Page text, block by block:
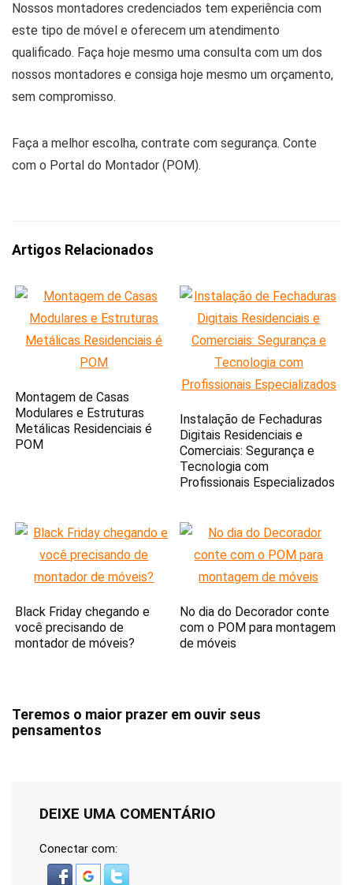
Nossos montadores credenciados tem experiência com
este tipo de móvel e oferecem um atendimento
qualificado. Faça hoje mesmo uma consulta com um dos
nossos montadores e consiga hoje mesmo um orçamento,
sem compromisso.
Faça a melhor escolha, contrate com segurança. Conte
com o Portal do Montador (POM).
Artigos Relacionados
Montagem de Casas
Modulares e Estruturas
Metálicas Residenciais é
POM
Instalação de Fechaduras
Digitais Residenciais e
Comerciais: Segurança e
Tecnologia com
Profissionais Especializados
Black Friday chegando e
você precisando de
montador de móveis?
No dia do Decorador conte
com o POM para montagem
de móveis
Teremos o maior prazer em ouvir seus
pensamentos
DEIXE UMA COMENTÁRIO
Conectar com: